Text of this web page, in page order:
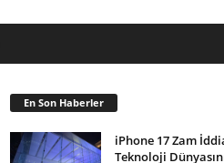
En Son Haberler
iPhone 17 Zam
Teknoloji